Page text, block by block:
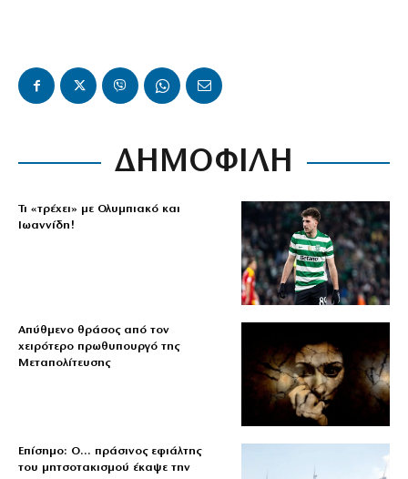
ΔΗΜΟΦΙΛΗ
Τι «τρέχει» με Ολυμπιακό και
Ιωαννίδη!
Απύθμενο θράσος από τον
χειρότερο πρωθυπουργό της
Μεταπολίτευσης
Επίσημο: Ο… πράσινος εφιάλτης
του μητσοτακισμού έκαψε την